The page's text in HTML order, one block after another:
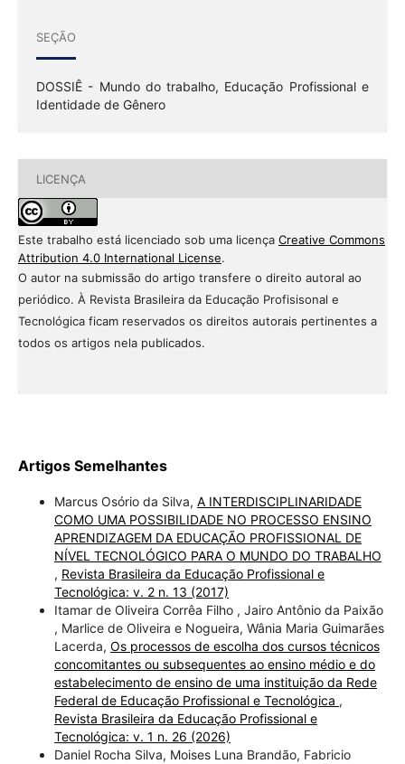
SEÇÃO
DOSSIÊ - Mundo do trabalho, Educação Profissional e
Identidade de Gênero
LICENÇA
Este trabalho está licenciado sob uma licença Creative Commons
Attribution 4.0 International License.
O autor na submissão do artigo transfere o direito autoral ao
periódico. À Revista Brasileira da Educação Profisisonal e
Tecnológica ficam reservados os direitos autorais pertinentes a
todos os artigos nela publicados.
Artigos Semelhantes
Marcus Osório da Silva, A INTERDISCIPLINARIDADE
COMO UMA POSSIBILIDADE NO PROCESSO ENSINO
APRENDIZAGEM DA EDUCAÇÃO PROFISSIONAL DE
NÍVEL TECNOLÓGICO PARA O MUNDO DO TRABALHO
, Revista Brasileira da Educação Profissional e
Tecnológica: v. 2 n. 13 (2017)
Itamar de Oliveira Corrêa Filho , Jairo Antônio da Paixão
, Marlice de Oliveira e Nogueira, Wânia Maria Guimarães
Lacerda, Os processos de escolha dos cursos técnicos
concomitantes ou subsequentes ao ensino médio e do
estabelecimento de ensino de uma instituição da Rede
Federal de Educação Profissional e Tecnológica ,
Revista Brasileira da Educação Profissional e
Tecnológica: v. 1 n. 26 (2026)
Daniel Rocha Silva, Moises Luna Brandão, Fabricio